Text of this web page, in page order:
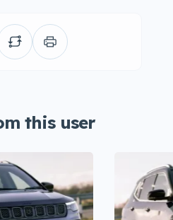
this user